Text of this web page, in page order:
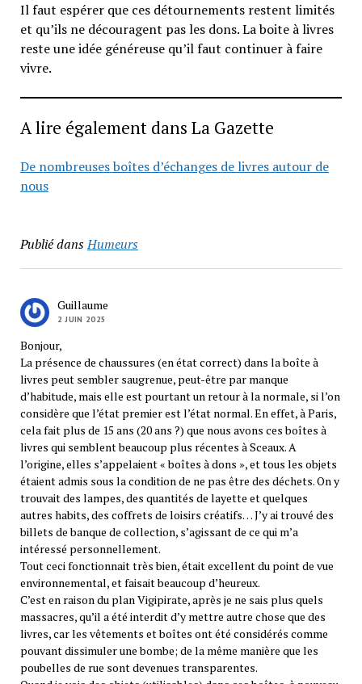
Il faut espérer que ces détournements restent limités
et qu’ils ne découragent pas les dons. La boite à livres
reste une idée généreuse qu’il faut continuer à faire
vivre.
A lire également dans La Gazette
De nombreuses boîtes d’échanges de livres autour de
nous
Publié dansHumeurs
Guillaume
2 JUIN 2025
Bonjour,
La présence de chaussures (en état correct) dans la boîte à
livres peut sembler saugrenue, peut-être par manque
d’habitude, mais elle est pourtant un retour à la normale, si l’on
considère que l’état premier est l’état normal. En effet, à Paris,
cela fait plus de 15 ans (20 ans ?) que nous avons ces boîtes à
livres qui semblent beaucoup plus récentes à Sceaux. A
l’origine, elles s’appelaient « boîtes à dons », et tous les objets
étaient admis sous la condition de ne pas être des déchets. On y
trouvait des lampes, des quantités de layette et quelques
autres habits, des coffrets de loisirs créatifs… J’y ai trouvé des
billets de banque de collection, s’agissant de ce qui m’a
intéressé personnellement.
Tout ceci fonctionnait très bien, était excellent du point de vue
environnemental, et faisait beaucoup d’heureux.
C’est en raison du plan Vigipirate, après je ne sais plus quels
massacres, qu’il a été interdit d’y mettre autre chose que des
livres, car les vêtements et boîtes ont été considérés comme
pouvant dissimuler une bombe; de la même manière que les
poubelles de rue sont devenues transparentes.